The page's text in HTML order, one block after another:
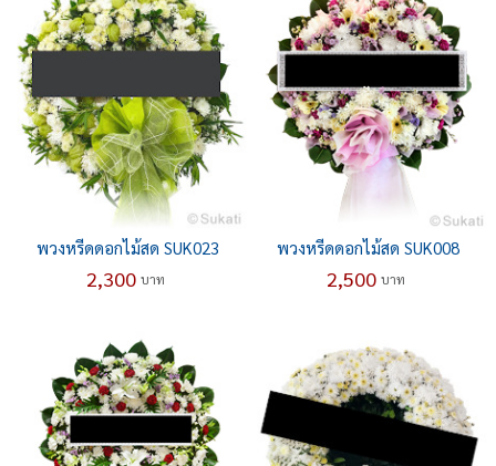
พวงหรีดดอกไม้สด SUK023
2,300 บาท
พวงหรีดดอกไม้สด SUK008
2,500 บาท